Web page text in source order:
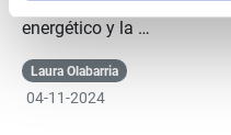
energético y la …
Laura Olabarria
04-11-2024